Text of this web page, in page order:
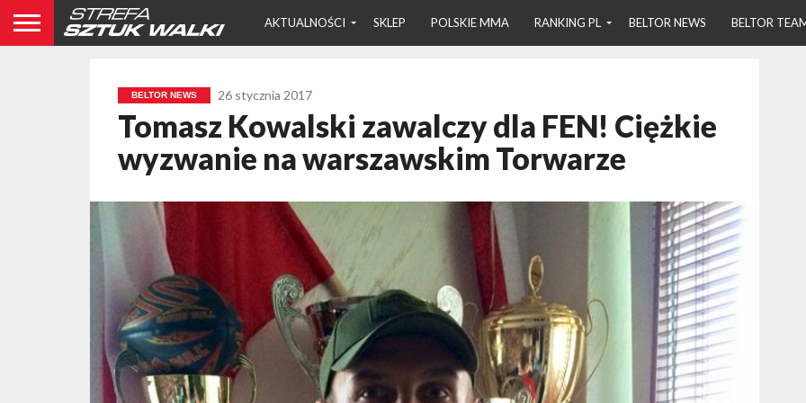
AKTUALNOŚCI SKLEP POLSKIE MMA RANKING PL BELTOR NEWS BELTOR
BELTOR NEWS 26 stycznia 2017
Tomasz Kowalski zawalczy dla FEN! Ciężkie
wyzwanie na warszawskim Torwarze